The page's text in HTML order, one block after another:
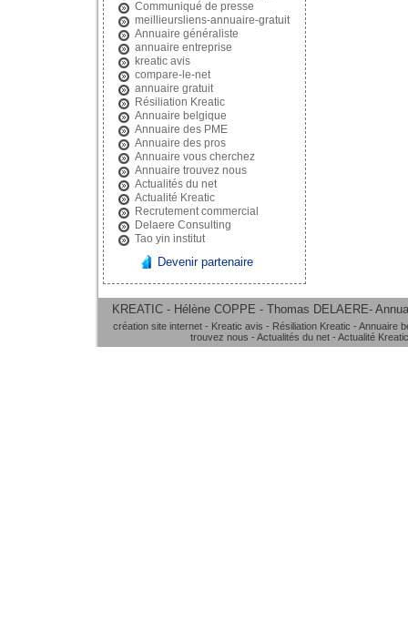
Communiqué de presse
meillieursliens-annuaire-gratuit
Annuaire généraliste
annuaire entreprise
kreatic avis
compare-le-net
annuaire gratuit
Résiliation Kreatic
Annuaire belgique
Annuaire des PME
Annuaire des pros
Annuaire vous cherchez
Annuaire trouvez nous
Actualités du net
Actualité Kreatic
Recrutement commercial
Delaere Consulting
Tao yin institut
Devenir partenaire
KREATIC - Hélène COPPE - Thomas DELAERE-
création site internet- Kreatic avis - Résiliation Kreatic - Annuaire
trouvez nous - Actualités du net - Actualité Kreatic